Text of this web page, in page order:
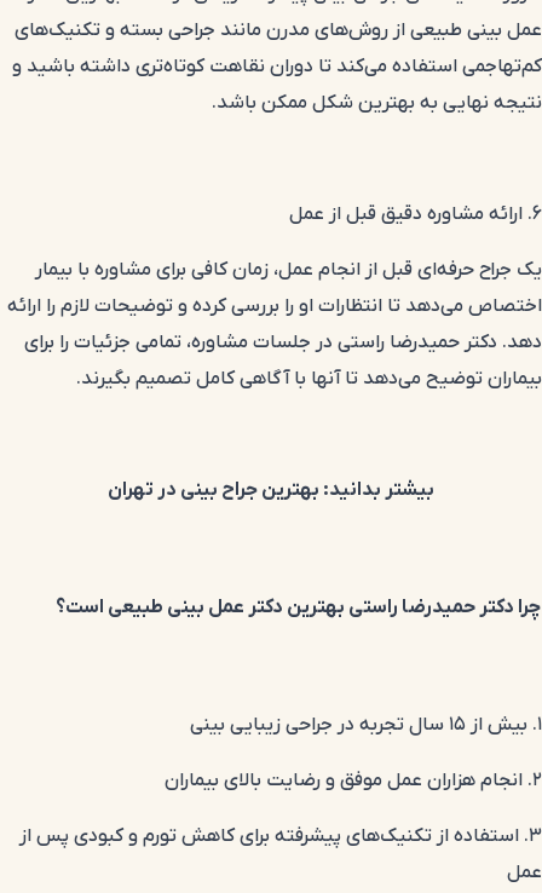
عمل بینی طبیعی از روش‌های مدرن مانند جراحی بسته و تکنیک‌های
کم‌تهاجمی استفاده می‌کند تا دوران نقاهت کوتاه‌تری داشته باشید و
نتیجه نهایی به بهترین شکل ممکن باشد.
۶. ارائه مشاوره دقیق قبل از عمل
یک جراح حرفه‌ای قبل از انجام عمل، زمان کافی برای مشاوره با بیمار
اختصاص می‌دهد تا انتظارات او را بررسی کرده و توضیحات لازم را ارائه
دهد. دکتر حمیدرضا راستی در جلسات مشاوره، تمامی جزئیات را برای
بیماران توضیح می‌دهد تا آنها با آگاهی کامل تصمیم بگیرند.
بیشتر بدانید: بهترین جراح بینی در تهران
چرا دکتر حمیدرضا راستی بهترین دکتر عمل بینی طبیعی است؟
۱. بیش از ۱۵ سال تجربه در جراحی زیبایی بینی
۲. انجام هزاران عمل موفق و رضایت بالای بیماران
۳. استفاده از تکنیک‌های پیشرفته برای کاهش تورم و کبودی پس از
عمل